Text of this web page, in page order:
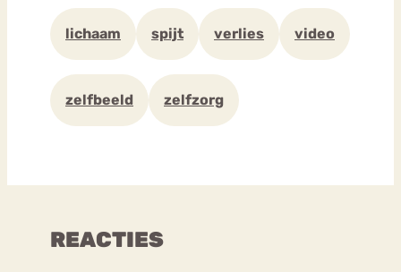
lichaam spijt verlies video
zelfbeeld zelfzorg
REACTIES